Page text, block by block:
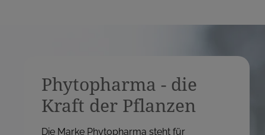
Phytopharma - die
Kraft der Pflanzen
Die Marke Phytopharma steht für